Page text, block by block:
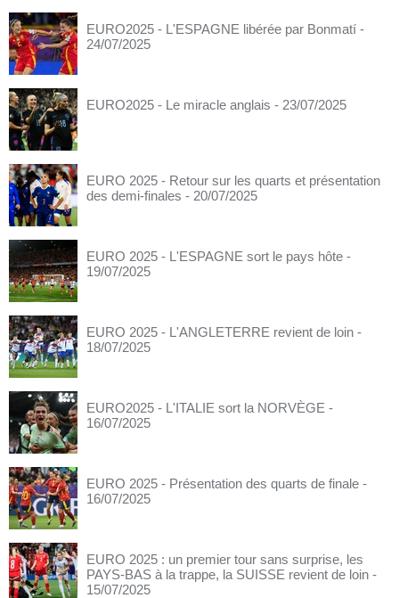
EURO2025 - L'ESPAGNE libérée par Bonmatí -
24/07/2025
EURO2025 - Le miracle anglais - 23/07/2025
EURO 2025 - Retour sur les quarts et présentation
des demi-finales - 20/07/2025
EURO 2025 - L'ESPAGNE sort le pays hôte -
19/07/2025
EURO 2025 - L'ANGLETERRE revient de loin -
18/07/2025
EURO2025 - L'ITALIE sort la NORVÈGE -
16/07/2025
EURO 2025 - Présentation des quarts de finale -
16/07/2025
EURO 2025 : un premier tour sans surprise, les
PAYS-BAS à la trappe, la SUISSE revient de loin -
15/07/2025